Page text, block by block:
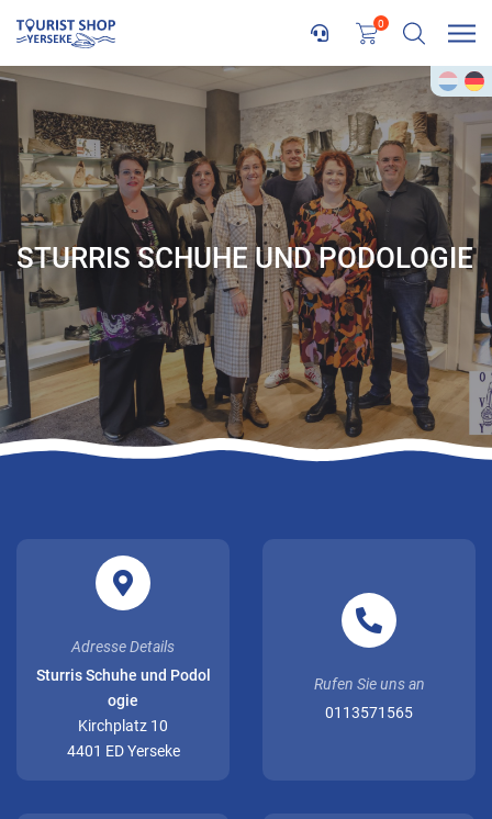
0
STURRIS SCHUHE UND PODOLOGIE
Adresse Details
Sturris Schuhe und Podol
ogie
Kirchplatz 10
4401 ED Yerseke
Rufen Sie uns an
0113571565